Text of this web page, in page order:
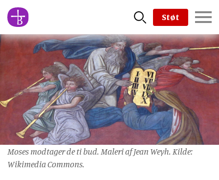
Skip
to
main
content
Støt
Moses modtager de ti bud. Maleri af Jean Weyh. Kilde:
Wikimedia Commons.